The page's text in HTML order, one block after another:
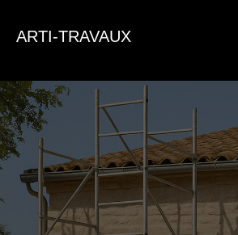
ARTI-TRAVAUX